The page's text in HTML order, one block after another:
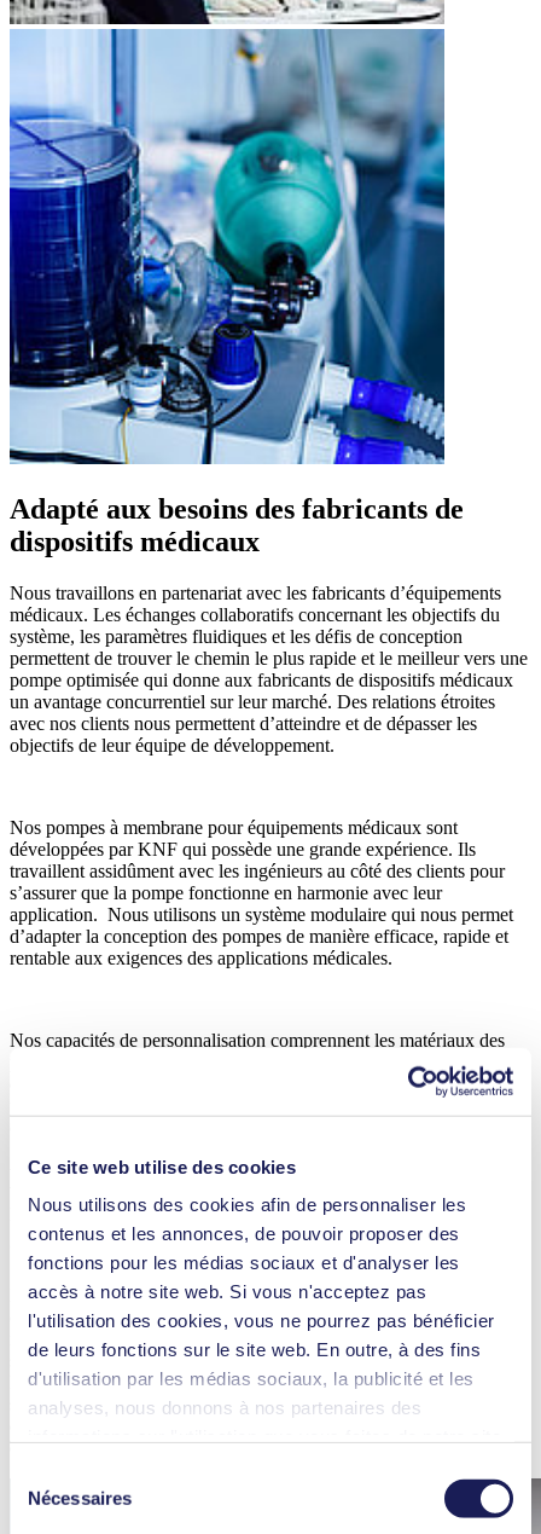
Ce site web utilise des cookies
Nous utilisons des cookies afin de personnaliser les
contenus et les annonces, de pouvoir proposer des
fonctions pour les médias sociaux et d'analyser les
accès à notre site web. Si vous n'acceptez pas
l'utilisation des cookies, vous ne pourrez pas bénéficier
de leurs fonctions sur le site web. En outre, à des fins
d'utilisation par les médias sociaux, la publicité et les
analyses, nous donnons à nos partenaires des
informations à d'autres données que vous leur avez
fournies ou qu'ils ont collectées dans le cadre de votre
Nécessaires
Adapté aux besoins des fabricants de
dispositifs médicaux
Nous travaillons en partenariat avec les fabricants d’équipements
médicaux. Les échanges collaboratifs concernant les objectifs du
système, les paramètres fluidiques et les défis de conception
permettent de trouver le chemin le plus rapide et le meilleur vers une
pompe optimisée qui donne aux fabricants de dispositifs médicaux
un avantage concurrentiel sur leur marché. Des relations étroites
avec nos clients nous permettent d’atteindre et de dépasser les
objectifs de leur équipe de développement.
Nos pompes à membrane pour équipements médicaux sont
développées par KNF qui possède une grande expérience. Ils
travaillent assidûment avec les ingénieurs au côté des clients pour
s’assurer que la pompe fonctionne en harmonie avec leur
application. Nous utilisons un système modulaire qui nous permet
d’adapter la conception des pompes de manière efficace, rapide et
rentable aux exigences des applications médicales.
Nos capacités de personnalisation comprennent les matériaux des
pompes, les types de moteurs, le pilotage, le type de raccordement et
de nombreux autres paramètres qui ont un impact sur les
Les pompes KNF pour équipements
médicaux répondent aux normes de
certification
Le marché mondial des dispositifs de technologie médicale est
contrôlé par un large éventail de réglementations et de normes
nationales et internationales. Ces exigences sont complexes et très
spécifiques selon les régions. Cela rend particulièrement difficile
l’obtention d’autorisations sur les marchés cibles souhaités. Nous en
sommes conscients et tenons compte des normes de qualité
développement de nos pompes.